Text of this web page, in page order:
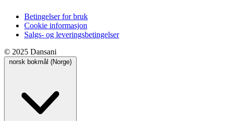
Betingelser for bruk
Cookie informasjon
Salgs- og leveringsbetingelser
© 2025 Dansani
norsk bokmål (Norge)